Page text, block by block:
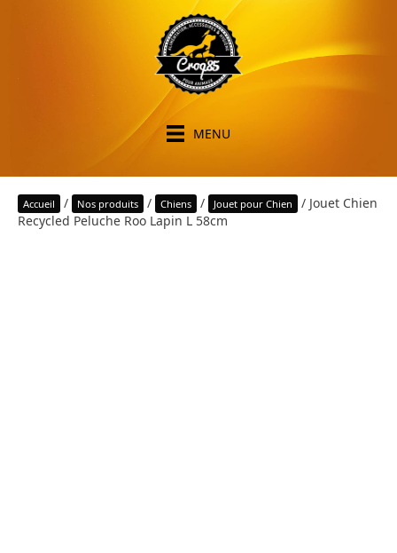
MENU
Accueil / Nos produits / Chiens / Jouet pour Chien
/ Jouet Chien
Recycled Peluche Roo Lapin L 58cm